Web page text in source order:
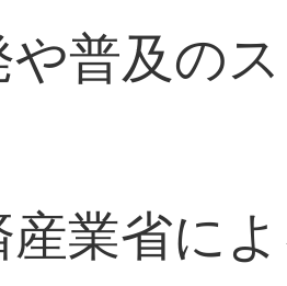
普及の
業省に